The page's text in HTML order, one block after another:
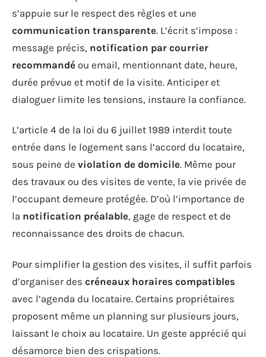
s’appuie sur le respect des règles et une
communication transparente. L’écrit s’impose :
message précis, notification par courrier
recommandé ou email, mentionnant date, heure,
durée prévue et motif de la visite. Anticiper et
dialoguer limite les tensions, instaure la confiance.
L’article 4 de la loi du 6 juillet 1989 interdit toute
entrée dans le logement sans l’accord du locataire,
sous peine de violation de domicile. Même pour
des travaux ou des visites de vente, la vie privée de
l’occupant demeure protégée. D’où l’importance de
la notification préalable, gage de respect et de
reconnaissance des droits de chacun.
Pour simplifier la gestion des visites, il suffit parfois
d’organiser des créneaux horaires compatibles
avec l’agenda du locataire. Certains propriétaires
proposent même un planning sur plusieurs jours,
laissant le choix au locataire. Un geste apprécié qui
désamorce bien des crispations.